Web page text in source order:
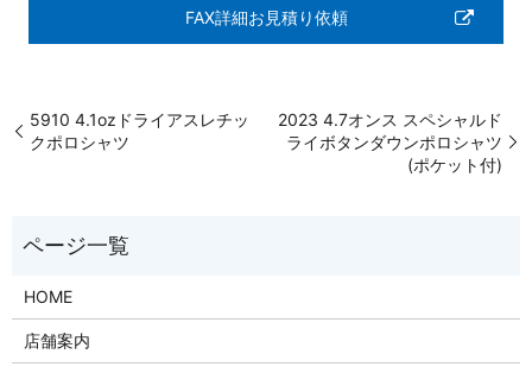
FAX詳細お見積り依頼
5910 4.1ozドライアスレチッ
クポロシャツ
2023 4.7オンス スペシャルド
ライボタンダウンポロシャツ
(ポケット付)
HOME
店舗案内